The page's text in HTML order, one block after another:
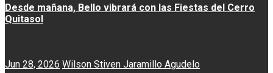
Desde mañana, Bello vibrará con las Fiestas del Cerro
Quitasol
Jun 28, 2026 Wilson Stiven Jaramillo Agudelo